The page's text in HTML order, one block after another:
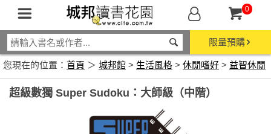
0
限量預購
您現在的位置： 首頁 ＞ 城邦館 > 生活風格 > 休閒嗜好 > 益智休閒
超級數獨 Super Sudoku：大師級（中階）